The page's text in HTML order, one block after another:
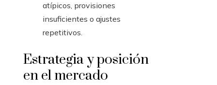
atípicos, provisiones
insuficientes o ajustes
repetitivos.
Estrategia y posición
en el mercado